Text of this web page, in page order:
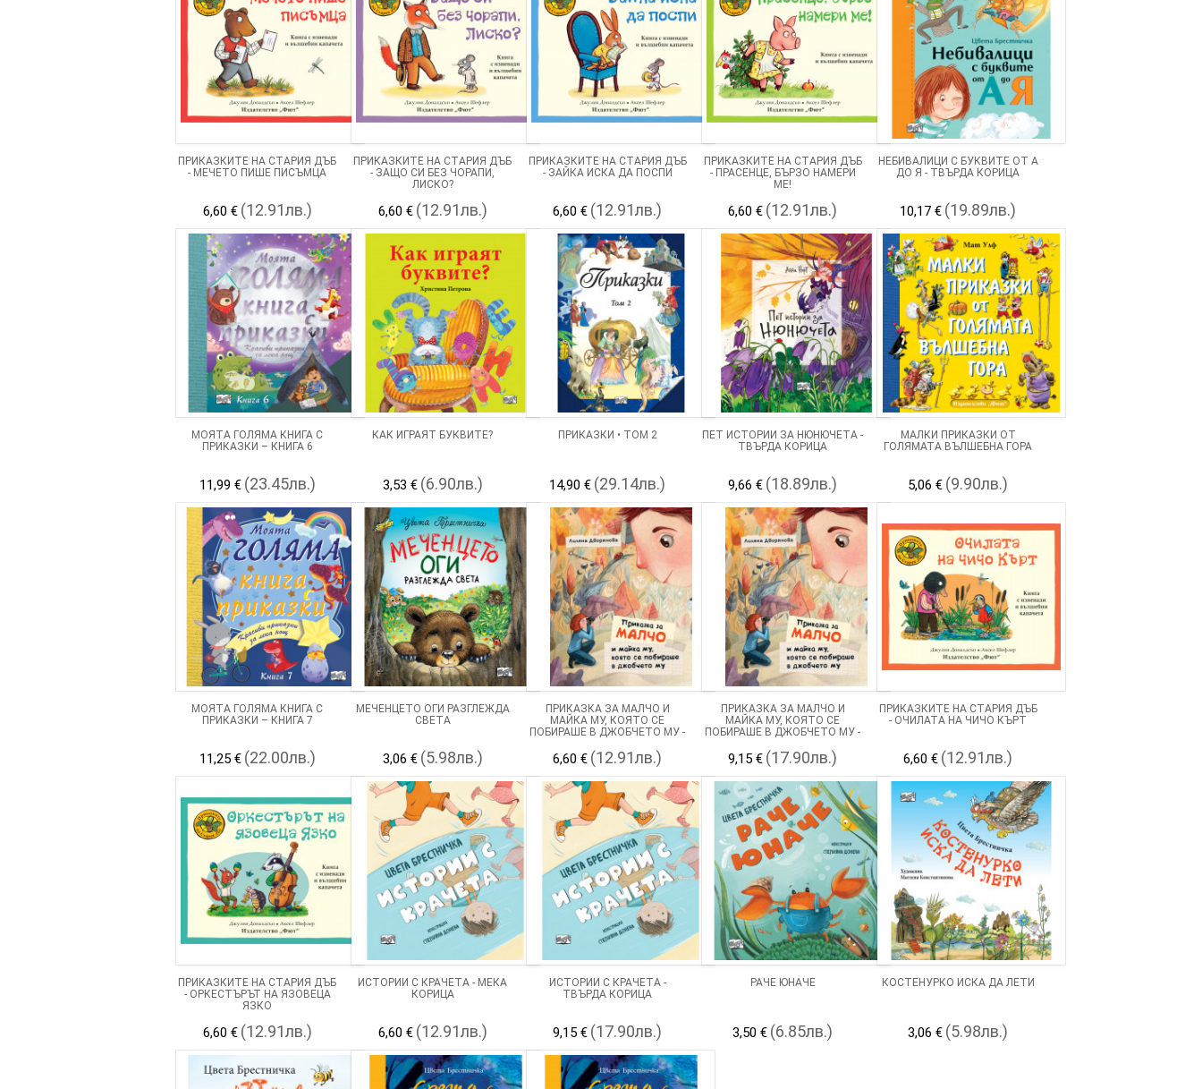
ПРИКАЗКИТЕ НА СТАРИЯ ДЪБ
- МЕЧЕТО ПИШЕ ПИСЪМЦА
6,60 € (12.91лв.)
ПРИКАЗКИТЕ НА СТАРИЯ ДЪБ
- ЗАЩО СИ БЕЗ ЧОРАПИ,
ЛИСКО?
6,60 € (12.91лв.)
ПРИКАЗКИТЕ НА СТАРИЯ ДЪБ
- ЗАЙКА ИСКА ДА ПОСПИ
6,60 € (12.91лв.)
ПРИКАЗКИТЕ НА СТАРИЯ ДЪБ
- ПРАСЕНЦЕ, БЪРЗО НАМЕРИ
МЕ!
6,60 € (12.91лв.)
НЕБИВАЛИЦИ С БУКВИТЕ ОТ А
ДО Я - ТВЪРДА КОРИЦА
10,17 € (19.89лв.)
МОЯТА ГОЛЯМА КНИГА С
ПРИКАЗКИ – КНИГА 6
11,99 € (23.45лв.)
КАК ИГРАЯТ БУКВИТЕ?
3,53 € (6.90лв.)
ПРИКАЗКИ • ТОМ 2
14,90 € (29.14лв.)
ПЕТ ИСТОРИИ ЗА НЮНЮЧЕТА -
ТВЪРДА КОРИЦА
9,66 € (18.89лв.)
МАЛКИ ПРИКАЗКИ ОТ
ГОЛЯМАТА ВЪЛШЕБНА ГОРА
5,06 € (9.90лв.)
МОЯТА ГОЛЯМА КНИГА С
ПРИКАЗКИ – КНИГА 7
11,25 € (22.00лв.)
МЕЧЕНЦЕТО ОГИ РАЗГЛЕЖДА
СВЕТА
3,06 € (5.98лв.)
ПРИКАЗКА ЗА МАЛЧО И
МАЙКА МУ, КОЯТО СЕ
ПОБИРАШЕ В ДЖОБЧЕТО МУ -
6,60 € (12.91лв.)
ПРИКАЗКА ЗА МАЛЧО И
МАЙКА МУ, КОЯТО СЕ
ПОБИРАШЕ В ДЖОБЧЕТО МУ -
9,15 € (17.90лв.)
ПРИКАЗКИТЕ НА СТАРИЯ ДЪБ
- ОЧИЛАТА НА ЧИЧО КЪРТ
6,60 € (12.91лв.)
ПРИКАЗКИТЕ НА СТАРИЯ ДЪБ
- ОРКЕСТЪРЪТ НА ЯЗОВЕЦА
ЯЗКО
6,60 € (12.91лв.)
ИСТОРИИ С КРАЧЕТА - МЕКА
КОРИЦА
6,60 € (12.91лв.)
ИСТОРИИ С КРАЧЕТА -
ТВЪРДА КОРИЦА
9,15 € (17.90лв.)
РАЧЕ ЮНАЧЕ
3,50 € (6.85лв.)
КОСТЕНУРКО ИСКА ДА ЛЕТИ
3,06 € (5.98лв.)